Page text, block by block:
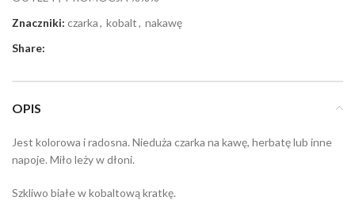
Znaczniki: czarka, kobalt, nakawę
Share:
OPIS
Jest kolorowa i radosna. Nieduża czarka na kawę, herbatę lub inne
napoje. Miło leży w dłoni.
Szkliwo białe w kobaltową kratkę.